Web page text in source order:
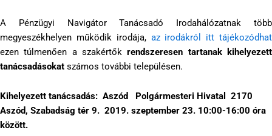
A Pénzügyi Navigátor Tanácsadó Irodahálózatnak több
megyeszékhelyen működik irodája, az irodákról itt tájékozódhat
ezen túlmenően a szakértőkrendszeresen tartanak kihelyezett
tanácsadásokat számos további településen.
Kihelyezett tanácsadás: Aszód Polgármesteri Hivatal 2170
Aszód, Szabadság tér 9. 2019. szeptember 23. 10:00-16:00 óra
között.